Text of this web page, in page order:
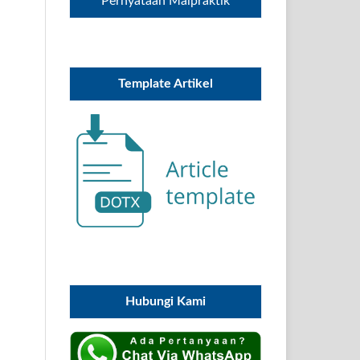
Template Artikel
Hubungi Kami